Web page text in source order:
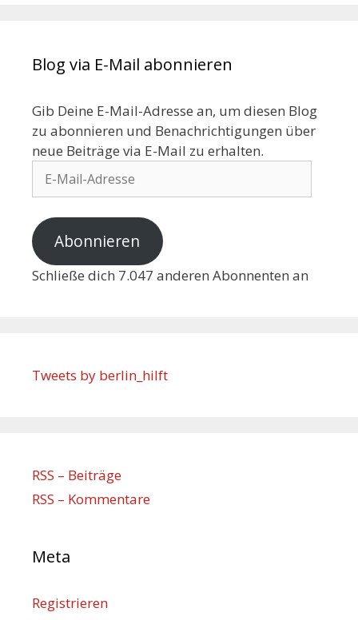
Blog via E-Mail abonnieren
Gib Deine E-Mail-Adresse an, um diesen Blog
zu abonnieren und Benachrichtigungen über
neue Beiträge via E-Mail zu erhalten.
Abonnieren
Schließe dich 7.047 anderen Abonnenten an
Tweets by berlin_hilft
RSS – Beiträge
RSS – Kommentare
Meta
Registrieren